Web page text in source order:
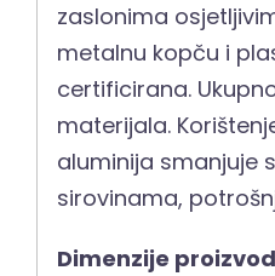
zaslonima
metalnu kopču i
certificirana.
materijala.
aluminija smanjuje
sirovinama,
Dimenzije